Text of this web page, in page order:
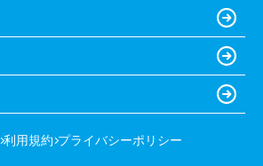
利用規約 プライバシーポリシー